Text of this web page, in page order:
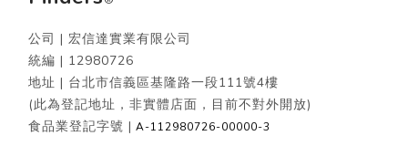
公司 | 宏信達實業有限公司
統編 | 12980726
地址 | 台北市信義區基隆路一段111號4樓
(此為登記地址，非實體店面，目前不對外開放)
食品業登記字號 | A-112980726-00000-3